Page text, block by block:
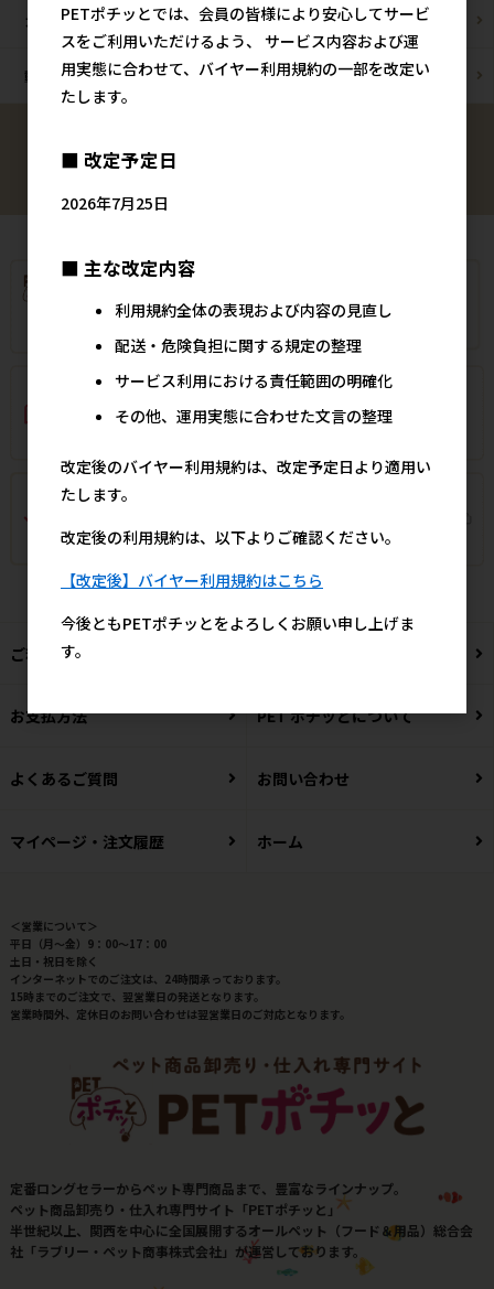
カフェ/飲食店様 ペットOK宿泊施設様
動物病院様 通販事業者様
ご利用について
お支払方法 PET ポチッとについて
よくあるご質問 お問い合わせ
マイページ・注文履歴 ホーム
＜営業について＞
平日（月～金）9：00～17：00
土日・祝日を除く
インターネットでのご注文は、24時間承っております。
15時までのご注文で、翌営業日の発送となります。
営業時間外、定休日のお問い合わせは翌営業日のご対応となります。
定番ロングセラーからペット専門商品まで、豊富なラインナップ。
ペット商品卸売り・仕入れ専門サイト「PETポチッと」
半世紀以上、関西を中心に全国展開するオールペット（フード＆用品）総合会
社「ラブリー・ペット商事株式会社」が運営しております。
PETポチッとでは、会員の皆様により安心してサービ
スをご利用いただけるよう、 サービス内容および運
用実態に合わせて、バイヤー利用規約の一部を改定い
たします。
■ 改定予定日
2026年7月25日
■ 主な改定内容
利用規約全体の表現および内容の見直し
配送・危険負担に関する規定の整理
サービス利用における責任範囲の明確化
その他、運用実態に合わせた文言の整理
改定後のバイヤー利用規約は、改定予定日より適用い
たします。
改定後の利用規約は、以下よりご確認ください。
【改定後】バイヤー利用規約はこちら
今後ともPETポチッとをよろしくお願い申し上げま
す。